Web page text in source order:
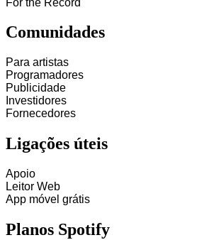
Comunidades
Para artistas
Programadores
Publicidade
Investidores
Fornecedores
Ligações úteis
Apoio
Leitor Web
App móvel grátis
Planos Spotify